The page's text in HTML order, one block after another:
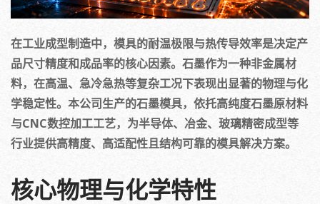
在工业成型制造中，模具的耐温极限与热传导效率是决定产
品尺寸精度和成品率的核心因素。石墨作为一种非金属材
料，在高温、急冷急热等复杂工况下表现出显著的物理与化
学稳定性。本公司生产的石墨模具，依托高纯度石墨原材料
与CNC数控加工工艺，为半导体、冶金、玻璃精密成型等
行业提供高精度、高适配性且结构可靠的模具解决方案。
核心物理与化学特性